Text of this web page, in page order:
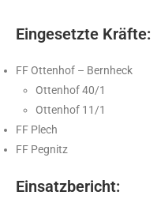
Eingesetzte Kräfte:
FF Ottenhof – Bernheck
Ottenhof 40/1
Ottenhof 11/1
FF Plech
FF Pegnitz
Einsatzbericht: